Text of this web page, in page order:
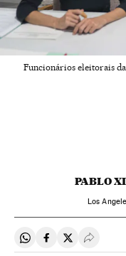
Funcionários eleitorais
PABLO
Los
Compartir en
Compartir en
Compartir